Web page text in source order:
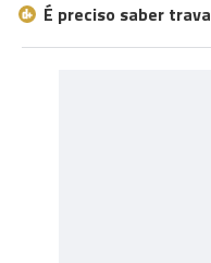
É preciso saber